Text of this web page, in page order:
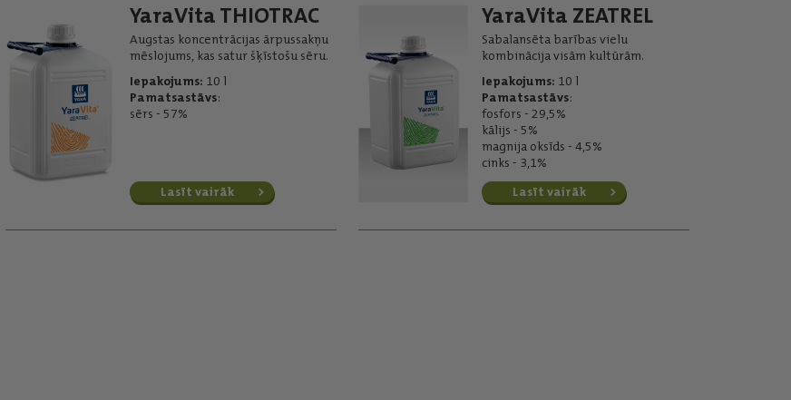
YaraVita THIOTRAC
Augstas koncentrācijas ārpussakņu
mēslojums, kas satur šķīstošu sēru.
Iepakojums: 10 l
Pamatsastāvs:
sērs - 57%
Lasīt vairāk
YaraVita ZEATREL
Sabalansēta barības vielu
kombinācija visām kultūrām.
Iepakojums: 10 l
Pamatsastāvs:
fosfors - 29,5%
kālijs - 5%
magnija oksīds - 4,5%
cinks - 3,1%
Lasīt vairāk